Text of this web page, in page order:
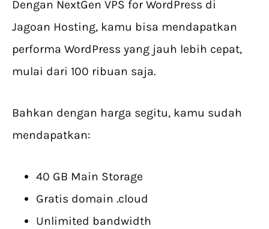
Dengan NextGen VPS for WordPress di
Jagoan Hosting, kamu bisa mendapatkan
performa WordPress yang jauh lebih cepat,
mulai dari 100 ribuan saja.
Bahkan dengan harga segitu, kamu sudah
mendapatkan:
40 GB Main Storage
Gratis domain .cloud
Unlimited bandwidth